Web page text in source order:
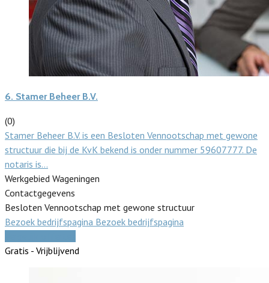
6. Stamer Beheer B.V.
(0)
Stamer Beheer B.V. is een Besloten Vennootschap met gewone
structuur die bij de KvK bekend is onder nummer 59607777. De
notaris is…
Werkgebied Wageningen
Contactgegevens
Besloten Vennootschap met gewone structuur
Bezoek bedrijfspagina Bezoek bedrijfspagina
Gratis - Vrijblijvend